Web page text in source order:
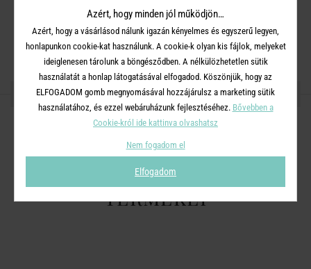
Mikrohullámú sütőben használható.
Max 230°C-ig hőálló.
OSZD MEG MÁSOKKAL!
A TERMÉKCSALÁD TOVÁBBI
TERMÉKEI
Azért, hogy minden jól működjön…
Azért, hogy a vásárlásod nálunk igazán kényelmes és egyszerű legyen,
honlapunkon cookie-kat használunk. A cookie-k olyan kis fájlok, melyeket
ideiglenesen tárolunk a böngésződben. A nélkülözhetetlen sütik
használatát a honlap látogatásával elfogadod. Köszönjük, hogy az
ELFOGADOM gomb megnyomásával hozzájárulsz a marketing sütik
használatához, és ezzel webáruházunk fejlesztéséhez. Bővebben a
Cookie-król ide kattinva olvashatsz
Nem fogadom el
Elfogadom